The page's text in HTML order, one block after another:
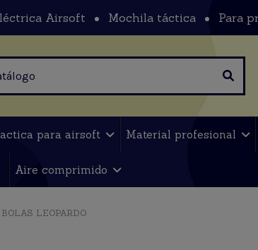
Airsoft Mochila táctica Para
para airsoft Material profesional
Aire comprimido
LEOPARDO